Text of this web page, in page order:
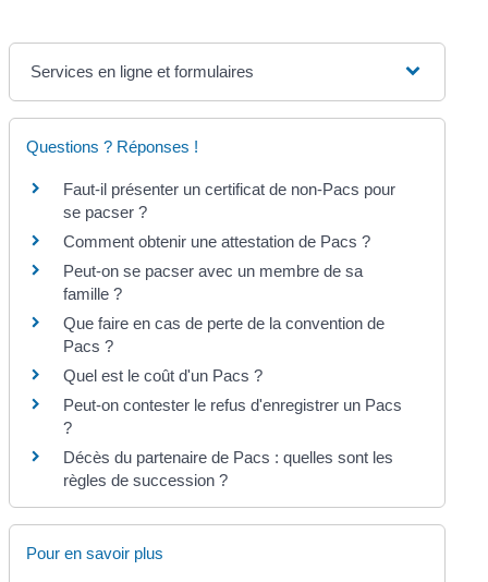
Services en ligne et formulaires
Questions ? Réponses !
Faut-il présenter un certificat de non-Pacs pour
se pacser ?
Comment obtenir une attestation de Pacs ?
Peut-on se pacser avec un membre de sa
famille ?
Que faire en cas de perte de la convention de
Pacs ?
Quel est le coût d'un Pacs ?
Peut-on contester le refus d'enregistrer un Pacs
?
Décès du partenaire de Pacs : quelles sont les
règles de succession ?
Pour en savoir plus